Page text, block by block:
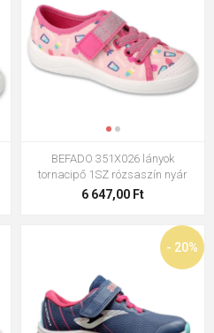
BEFADO 351X026 lányok
tornacipő 1SZ rózsaszín nyár
6 647,00 Ft
- 20%